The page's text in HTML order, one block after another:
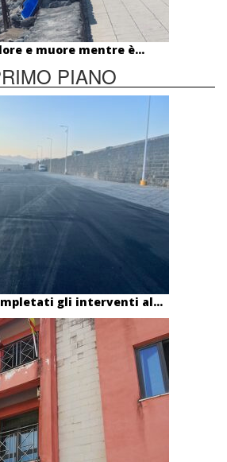
e muore mentre è...
PIANO
gli interventi al...